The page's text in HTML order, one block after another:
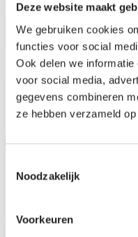
Deze website maakt
We gebruiken cookies
functies voor social
Ook delen we
voor social media,
gegevens combineren
ze hebben verzameld
Noodzakelijk
Voorkeuren
Bodenbedeckung und
den Gärtner sauber und den